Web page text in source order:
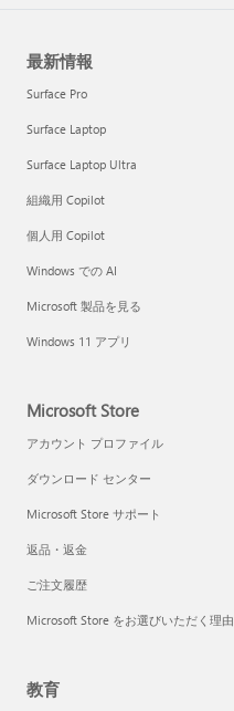
最新情報
Surface Pro
Surface Laptop
Surface Laptop Ultra
組織用 Copilot
個人用 Copilot
Windows での AI
Microsoft 製品を見る
Windows 11 アプリ
Microsoft Store
アカウント プロファイル
ダウンロード センター
Microsoft Store サポート
返品・返金
ご注文履歴
Microsoft Store をお選びいただく理由
教育